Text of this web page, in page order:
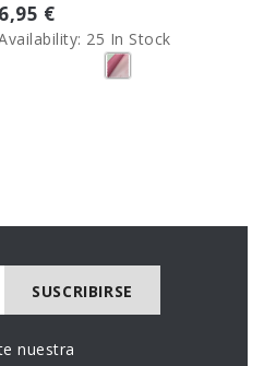
6,95 €
25 In Stock
nuestra